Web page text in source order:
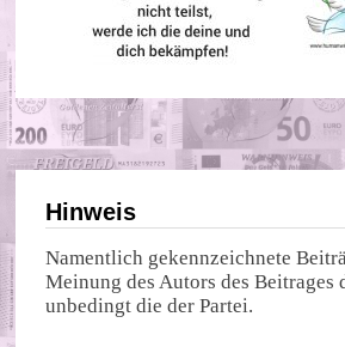
Hinweis
Namentlich gekennzeichnete
Meinung des Autors des Beitrages
unbedingt die der Partei.